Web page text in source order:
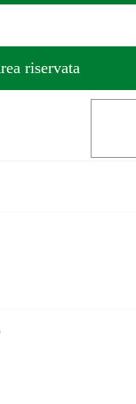
riservata